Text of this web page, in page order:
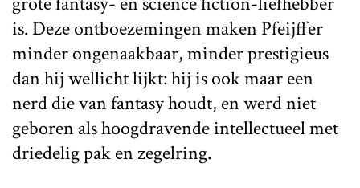
is. Deze ontboezemingen maken Pfeijffer
minder ongenaakbaar, minder prestigieus
dan hij wellicht lijkt: hij is ook maar een
nerd die van fantasy houdt, en werd niet
geboren als hoogdravende intellectueel met
driedelig pak en zegelring.